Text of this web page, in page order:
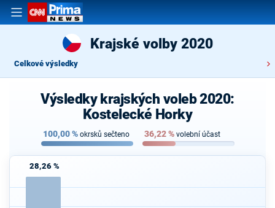
Krajské volby 2020
Celkové výsledky
Výsledky krajských voleb 2020:
Kostelecké Horky
100,00% okrsků sečteno 36,22% volební účast
28,26 %